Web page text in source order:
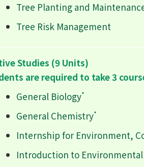
Tree Planting and
Tree Risk Management
Studies (9 Units)
are required to take 3
General Biology*
General Chemistry*
Internship for Environment,
Introduction to